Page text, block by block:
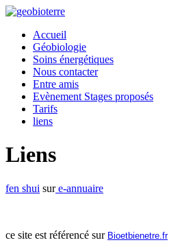
Accueil
Géobiologie
Soins énergétiques
Nous contacter
Entre amis
Evènement Stages proposés
Tarifs
liens
Liens
fen shui sure-annuaire
ce site est référencé sur Bioetbienetre.fr